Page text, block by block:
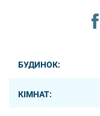
БУДИНОК:
КІМНАТ: